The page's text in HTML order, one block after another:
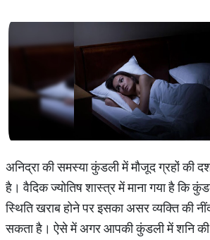
अनिद्रा की समस्या कुंडली में मौजूद ग्रहों की
है। वैदिक ज्योतिष शास्त्र में माना गया है कि
स्थिति खराब होने पर इसका असर व्यक्ति की
सकता है। ऐसे में अगर आपकी कुंडली में शनि की